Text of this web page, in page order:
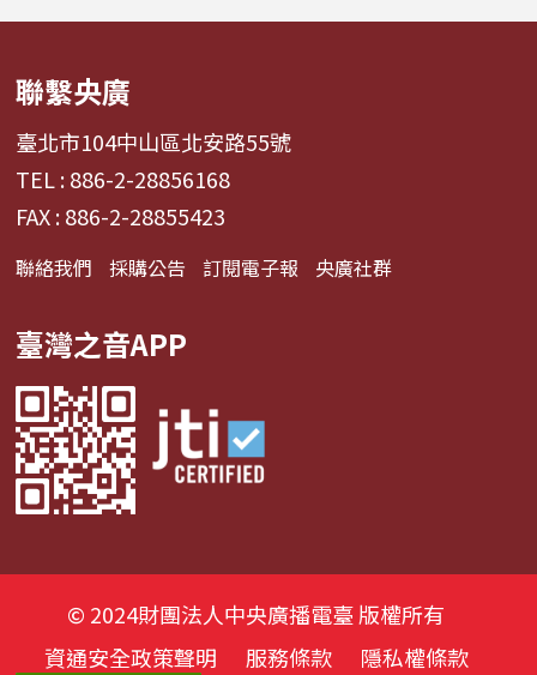
啦啦隊...
論與主持人...
聯繫央廣
臺北市104中山區北安路55號
TEL : 886-2-28856168
FAX : 886-2-28855423
聯絡我們 採購公告 訂閱電子報 央廣社群
臺灣之音APP
© 2024財團法人中央廣播電臺 版權所有
資通安全政策聲明
服務條款 隱私權條款